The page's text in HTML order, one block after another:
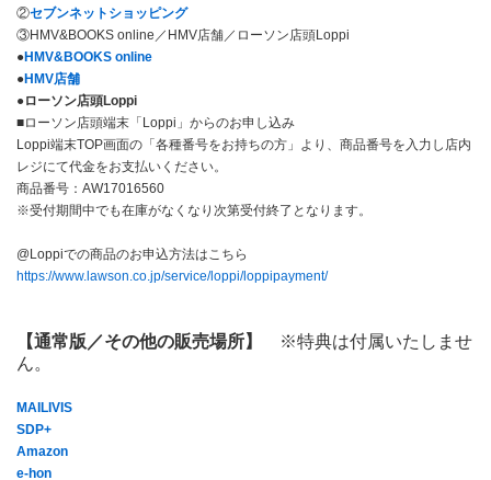
②セブンネットショッピング
③HMV&BOOKS online／HMV店舗／ローソン店頭Loppi
●HMV&BOOKS online
●HMV店舗
●ローソン店頭Loppi
■ローソン店頭端末「Loppi」からのお申し込み
Loppi端末TOP画面の「各種番号をお持ちの方」より、商品番号を入力し店内
レジにて代金をお支払いください。
商品番号：AW17016560
※受付期間中でも在庫がなくなり次第受付終了となります。
@Loppiでの商品のお申込方法はこちら
https://www.lawson.co.jp/service/loppi/loppipayment/
【通常版／その他の販売場所】
※特典は付属いたしませ
ん。
MAILIVIS
SDP+
Amazon
e-hon